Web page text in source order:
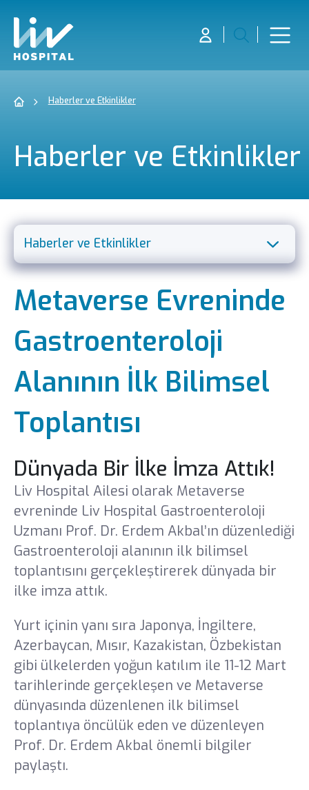
Haberler ve Etkinlikler
Haberler ve Etkinlikler
Haberler ve Etkinlikler
Ödüllerimiz
İnsan Kaynakları
Haberler ve Etkinlikler
Medya
Basında Biz
Sanal Tur
Tanıtım Filmleri
Kataloglar
E-Dergi
Sponsorluklar
Sağlık Turizmi Yetki Belgesi
Metaverse Evreninde
Gastroenteroloji
Alanının İlk Bilimsel
Toplantısı
Dünyada Bir İlke İmza Attık!
Liv Hospital Ailesi olarak Metaverse
evreninde Liv Hospital Gastroenteroloji
Uzmanı Prof. Dr. Erdem Akbal’ın düzenlediği
Gastroenteroloji alanının ilk bilimsel
toplantısını gerçekleştirerek dünyada bir
ilke imza attık.
Yurt içinin yanı sıra Japonya, İngiltere,
Azerbaycan, Mısır, Kazakistan, Özbekistan
gibi ülkelerden yoğun katılım ile 11-12 Mart
tarihlerinde gerçekleşen ve Metaverse
dünyasında düzenlenen ilk bilimsel
toplantıya öncülük eden ve düzenleyen
Prof. Dr. Erdem Akbal önemli bilgiler
paylaştı.